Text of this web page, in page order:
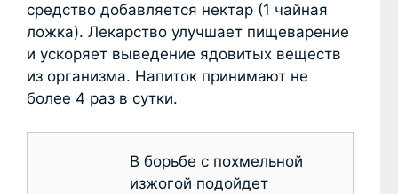
средство добавляется нектар (1 чайная
ложка). Лекарство улучшает пищеварение
и ускоряет выведение ядовитых веществ
из организма. Напиток принимают не
более 4 раз в сутки.
В борьбе с похмельной
изжогой подойдет